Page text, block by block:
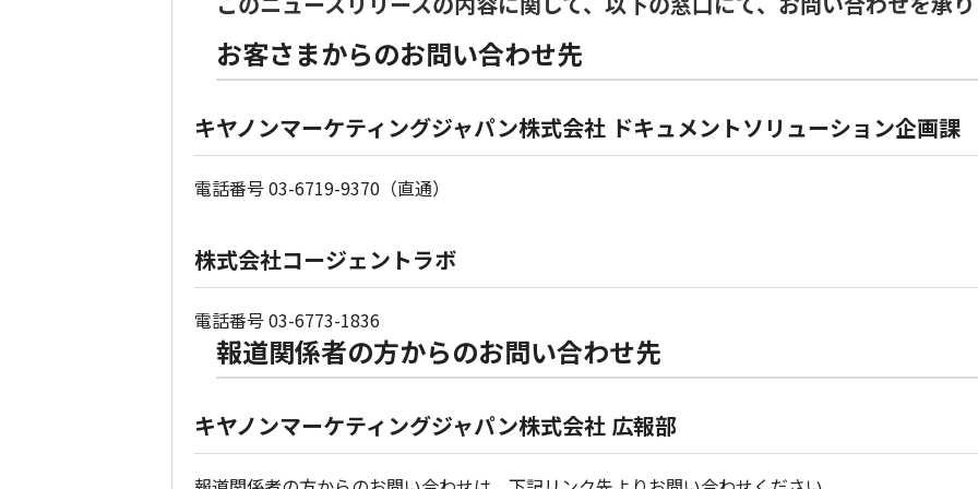
お客さまからのお問い合わせ先
キヤノンマーケティングジャパン株式会社 ドキュメントソリューション企画課
電話番号 03-6719-9370（直通）
株式会社コージェントラボ
電話番号 03-6773-1836
報道関係者の方からのお問い合わせ先
キヤノンマーケティングジャパン株式会社 広報部